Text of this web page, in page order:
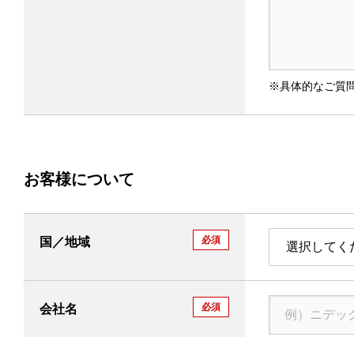
※具体的なご質
お客様について
国／地域 必須 選択してく
会社名 必須